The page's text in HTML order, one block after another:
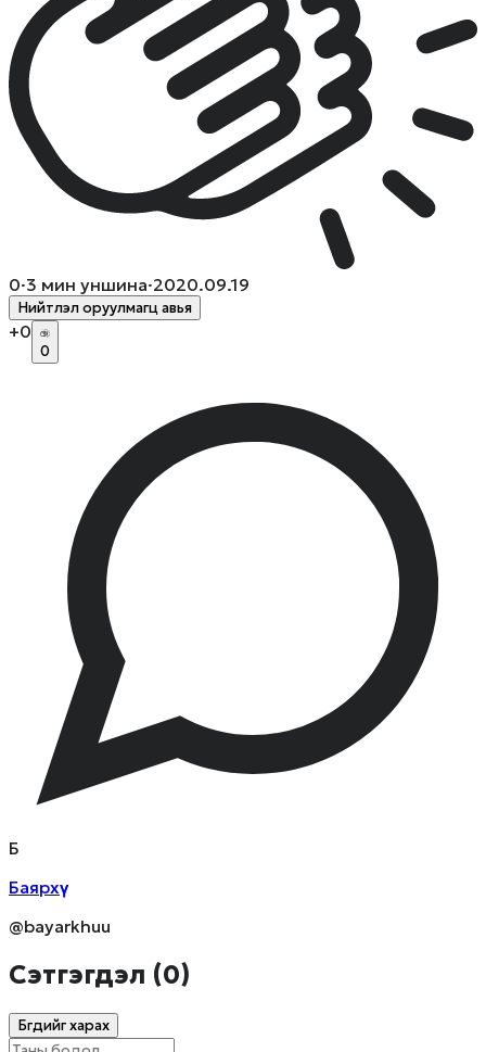
0·3 мин уншина·2020.09.19
Нийтлэл оруулмагц авья
+0
0
Б
Баярхүү
@bayarkhuu
Сэтгэгдэл (0)
Бүгдийг харах